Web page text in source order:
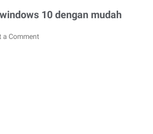
10 dengan mudah
a Comment